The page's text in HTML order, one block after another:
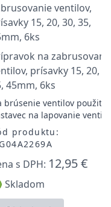
na
prísavky 15, 20,
45mm, 6ks
brúsenie ventilov použite
na lapovanie
produktu:
s DPH: 12,95 €
Skladom